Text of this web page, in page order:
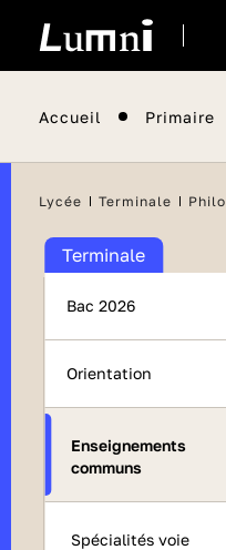
Accueil Primaire
Lycée Terminale Philo
Terminale
Bac 2026
Orientation
Enseignements
communs
Spécialités voie